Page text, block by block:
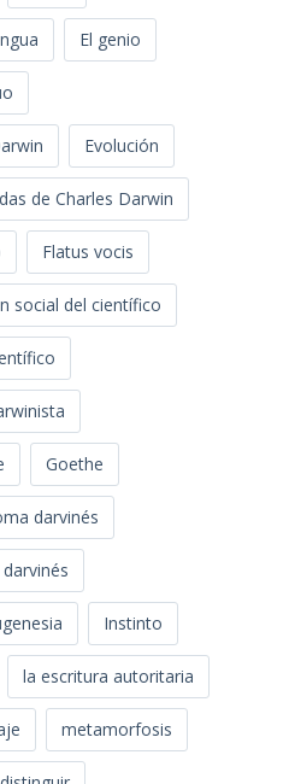
El genio
Evolución
de Charles Darwin
Flatus vocis
social del científico
Goethe
darvinés
Instinto
la escritura autoritaria
metamorfosis